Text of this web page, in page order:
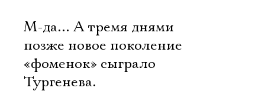
М-да… А тремя днями
позже новое поколение
«фоменок» сыграло
Тургенева.